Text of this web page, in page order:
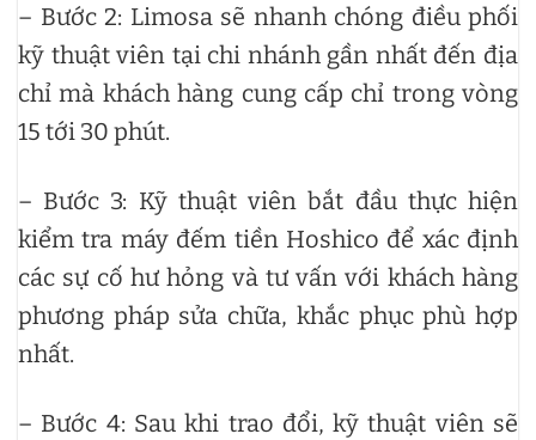
– Bước 2: Limosa sẽ nhanh chóng điều phối
kỹ thuật viên tại chi nhánh gần nhất đến địa
chỉ mà khách hàng cung cấp chỉ trong vòng
15 tới 30 phút.
– Bước 3: Kỹ thuật viên bắt đầu thực hiện
kiểm tra máy đếm tiền Hoshico để xác định
các sự cố hư hỏng và tư vấn với khách hàng
phương pháp sửa chữa, khắc phục phù hợp
nhất.
– Bước 4: Sau khi trao đổi, kỹ thuật viên sẽ